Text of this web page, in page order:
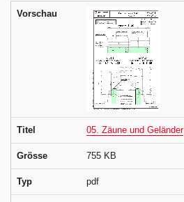
Vorschau
Titel 05. Zäune und Geländer
Grösse 755 KB
Typ pdf